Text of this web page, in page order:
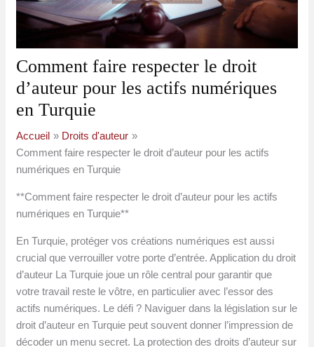
Comment faire respecter le droit
d’auteur pour les actifs numériques
en Turquie
Accueil
Droits d'auteur
Comment faire respecter le droit d’auteur pour les actifs
numériques en Turquie
**Comment faire respecter le droit d’auteur pour les actifs
numériques en Turquie**
En Turquie, protéger vos créations numériques est aussi
crucial que verrouiller votre porte d’entrée. Application du droit
d’auteur La Turquie joue un rôle central pour garantir que
votre travail reste le vôtre, en particulier avec l’essor des
actifs numériques. Le défi ? Naviguer dans la législation sur le
droit d’auteur en Turquie peut souvent donner l’impression de
décoder un menu secret. La protection des droits d’auteur sur